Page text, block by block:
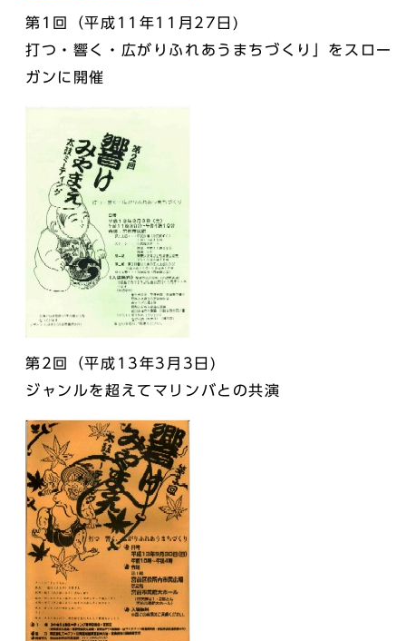
第1回（平成11年11月27日)
打つ・響く・広がりふれあうまちづくり」をスロー
ガンに開催
第2回（平成13年3月3日)
ジャンルを超えてマリンバとの共演